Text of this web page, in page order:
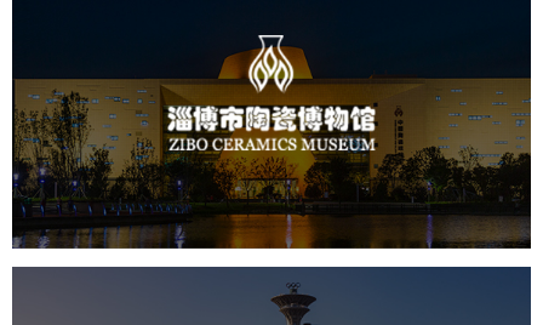
淄博市陶瓷博物馆
文化艺术 博物馆 智慧博物馆
博物馆网站建设
景区网站建设